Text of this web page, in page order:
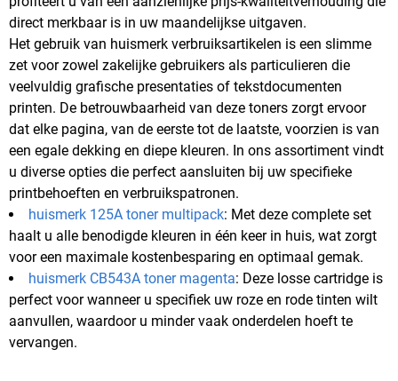
direct merkbaar is in uw maandelijkse uitgaven.
Het gebruik van huismerk verbruiksartikelen is een slimme
zet voor zowel zakelijke gebruikers als particulieren die
veelvuldig grafische presentaties of tekstdocumenten
printen. De betrouwbaarheid van deze toners zorgt ervoor
dat elke pagina, van de eerste tot de laatste, voorzien is van
een egale dekking en diepe kleuren. In ons assortiment vindt
u diverse opties die perfect aansluiten bij uw specifieke
printbehoeften en verbruikspatronen.
huismerk 125A toner multipack: Met deze complete set
haalt u alle benodigde kleuren in één keer in huis, wat zorgt
voor een maximale kostenbesparing en optimaal gemak.
huismerk CB543A toner magenta: Deze losse cartridge is
perfect voor wanneer u specifiek uw roze en rode tinten wilt
aanvullen, waardoor u minder vaak onderdelen hoeft te
vervangen.